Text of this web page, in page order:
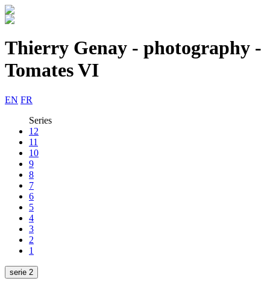
Thierry Genay - photography -
Tomates VI
EN FR
Series
12
11
10
9
8
7
6
5
4
3
2
1
serie 2